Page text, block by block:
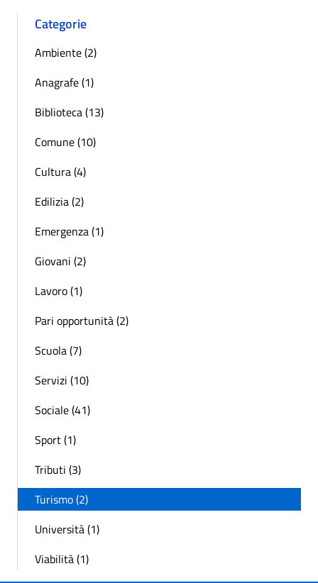
Categorie
Ambiente (2)
Anagrafe (1)
Biblioteca (13)
Comune (10)
Cultura (4)
Edilizia (2)
Emergenza (1)
Giovani (2)
Lavoro (1)
Pari opportunità (2)
Scuola (7)
Servizi (10)
Sociale (41)
Sport (1)
Tributi (3)
Turismo (2)
Università (1)
Viabilità (1)